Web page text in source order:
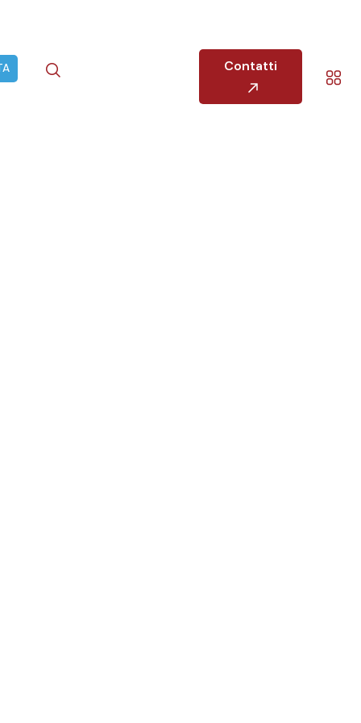
Contatti